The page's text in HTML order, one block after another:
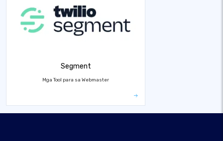
Segment
Mga Tool para sa Webmaster